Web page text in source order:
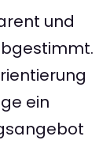
und
ein